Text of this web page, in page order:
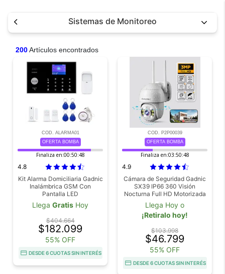
Sistemas de Monitoreo
200Artículos encontrados
COD. ALARMA01
OFERTA BOMBA
Finaliza en:00:50:46
4.8
Kit Alarma Domiciliaria Gadnic
Inalámbrica GSM Con
Pantalla LED
Llega Gratis Hoy
$404.664
$182.099
55% OFF
DESDE 6 CUOTAS SIN INTERÉS
COD. P2P00039
OFERTA BOMBA
Finaliza en:03:50:46
4.9
Cámara de Seguridad Gadnic
SX39 IP66 360 Visión
Nocturna Full HD Motorizada
Detección de Movimiento
Llega Hoy o
¡Retiralo hoy!
$103.998
$46.799
55% OFF
DESDE 6 CUOTAS SIN INTERÉS